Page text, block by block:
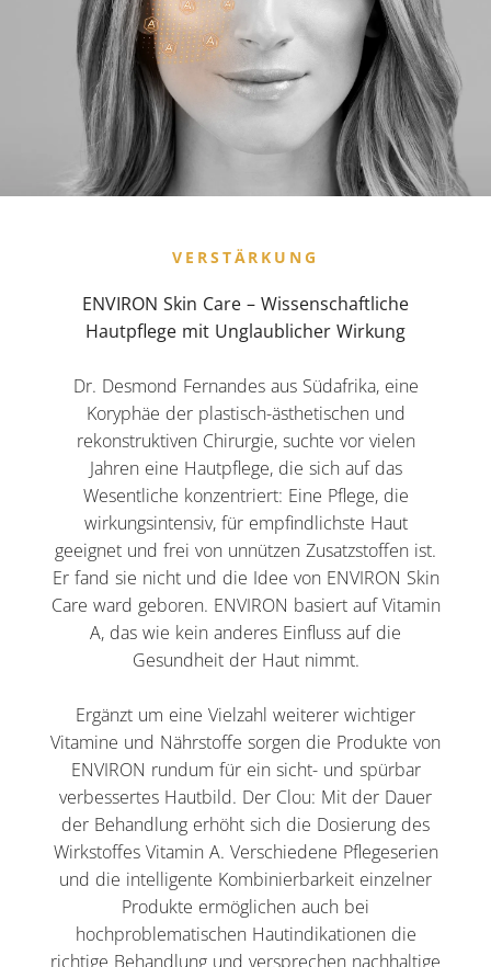
VERSTÄRKUNG
ENVIRON Skin Care – Wissenschaftliche
Hautpflege mit Unglaublicher Wirkung
Dr. Desmond Fernandes aus Südafrika, eine
Koryphäe der plastisch-ästhetischen und
rekonstruktiven Chirurgie, suchte vor vielen
Jahren eine Hautpflege, die sich auf das
Wesentliche konzentriert: Eine Pflege, die
wirkungsintensiv, für empfindlichste Haut
geeignet und frei von unnützen Zusatzstoffen ist.
Er fand sie nicht und die Idee von ENVIRON Skin
Care ward geboren. ENVIRON basiert auf Vitamin
A, das wie kein anderes Einfluss auf die
Gesundheit der Haut nimmt.
Ergänzt um eine Vielzahl weiterer wichtiger
Vitamine und Nährstoffe sorgen die Produkte von
ENVIRON rundum für ein sicht- und spürbar
verbessertes Hautbild. Der Clou: Mit der Dauer
der Behandlung erhöht sich die Dosierung des
Wirkstoffes Vitamin A. Verschiedene Pflegeserien
und die intelligente Kombinierbarkeit einzelner
Produkte ermöglichen auch bei
hochproblematischen Hautindikationen die
richtige Behandlung und versprechen nachhaltige